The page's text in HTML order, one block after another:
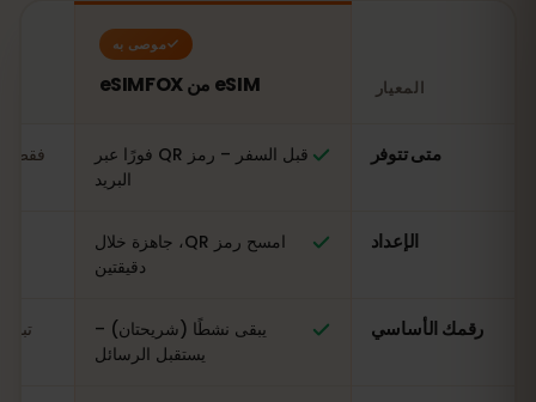
المعيار
موصى به
eSIM من eSIMFOX
متى تتوفر
قبل السفر – رمز QR فورًا عبر
البريد
فقط
الإعداد
امسح رمز QR، جاهزة خلال
دقيقتين
رقمك الأساسي
يبقى نشطًا (شريحتان) –
يستقبل الرسائل